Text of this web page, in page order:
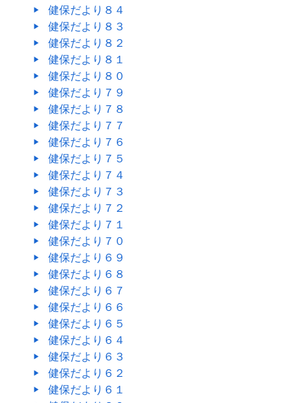
健保だより８４
健保だより８３
健保だより８２
健保だより８１
健保だより８０
健保だより７９
健保だより７８
健保だより７７
健保だより７６
健保だより７５
健保だより７４
健保だより７３
健保だより７２
健保だより７１
健保だより７０
健保だより６９
健保だより６８
健保だより６７
健保だより６６
健保だより６５
健保だより６４
健保だより６３
健保だより６２
健保だより６１